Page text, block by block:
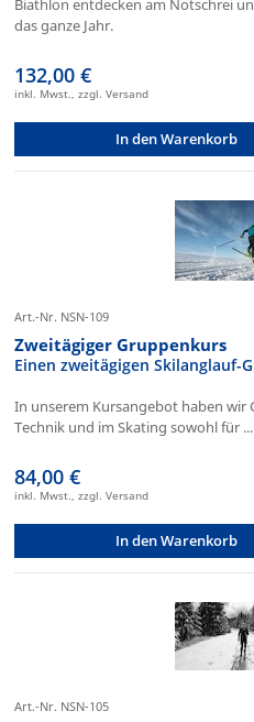
Biathlon entdecken am Notschrei
das ganze Jahr.
132,00 €
inkl. Mwst., zzgl. Versand
In den Warenkorb
Art.-Nr. NSN-109
Zweitägiger Gruppenkurs
Einen zweitägigen Skilanglauf-
In unserem Kursangebot haben wir
Technik und im Skating sowohl für ...
84,00 €
inkl. Mwst., zzgl. Versand
In den Warenkorb
Art.-Nr. NSN-105